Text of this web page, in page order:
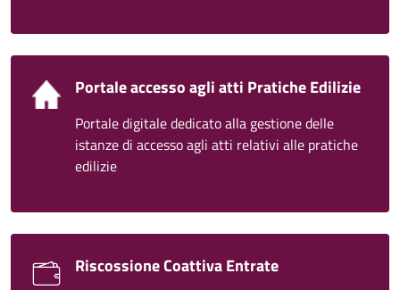
Portale accesso agli atti Pratiche Edilizie
Portale digitale dedicato alla gestione delle
istanze di accesso agli atti relativi alle pratiche
edilizie
Riscossione Coattiva Entrate